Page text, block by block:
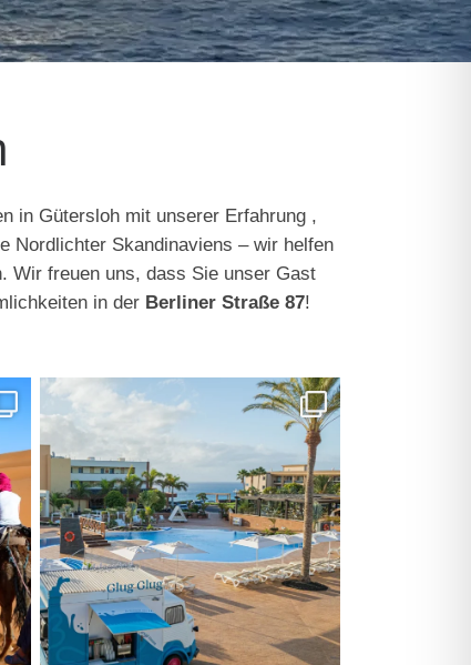
in Gütersloh mit unserer Erfahrung ,
Nordlichter Skandinaviens – wir helfen
Wir freuen uns, dass Sie unser Gast
in der Berliner Straße 87!